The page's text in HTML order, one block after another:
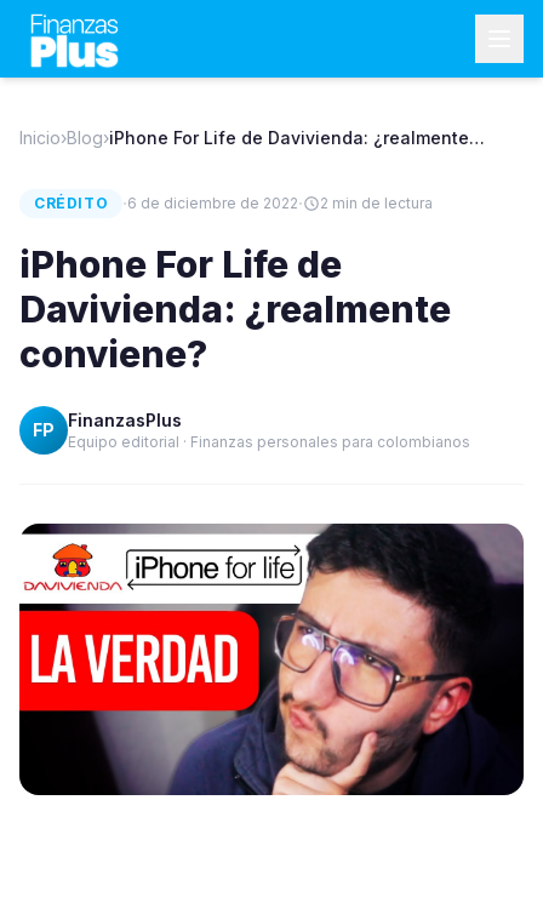
Inicio›Blog›iPhone For Life de Davivienda: ¿realmente
CRÉDITO ·6 de diciembre de 2022· 2 min de lectura
iPhone For Life de
Davivienda: ¿realmente
conviene?
FP FinanzasPlus
Equipo editorial · Finanzas personales para colombianos